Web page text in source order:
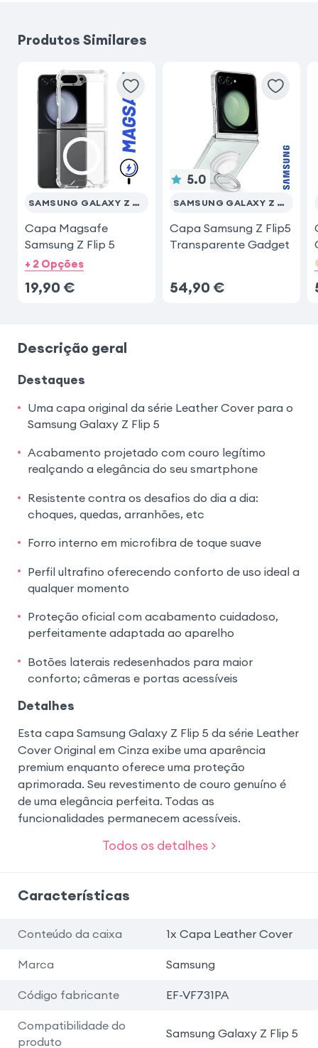
Produtos Similares
SAMSUNG GALAXY Z FLIP 5
Capa Magsafe
Samsung Z Flip 5
+ 2 Opções
19,90 €
5.0
SAMSUNG GALAXY Z FLIP 5
Capa Samsung Z Flip5
Transparente Gadget
54,90 €
Descrição geral
Destaques
Uma capa original da série Leather Cover para o
Samsung Galaxy Z Flip 5
Acabamento projetado com couro legítimo
realçando a elegância do seu smartphone
Resistente contra os desafios do dia a dia:
choques, quedas, arranhões, etc
Forro interno em microfibra de toque suave
Perfil ultrafino oferecendo conforto de uso ideal a
qualquer momento
Proteção oficial com acabamento cuidadoso,
perfeitamente adaptada ao aparelho
Botões laterais redesenhados para maior
conforto; câmeras e portas acessíveis
Detalhes
Esta capa Samsung Galaxy Z Flip 5 da série Leather
Cover Original em Cinza exibe uma aparência
premium enquanto oferece uma proteção
aprimorada. Seu revestimento de couro genuíno é
de uma elegância perfeita. Todas as
funcionalidades permanecem acessíveis.
Todos os detalhes >
Características
Conteúdo da caixa 1x Capa Leather Cover
Marca Samsung
Código fabricante EF-VF731PA
Compatibilidade do
produto
Samsung Galaxy Z Flip 5